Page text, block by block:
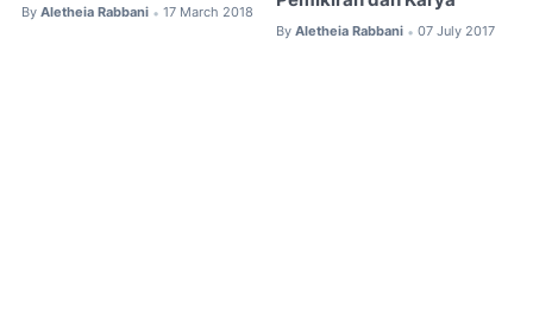
By Aletheia Rabbani • 17 March 2018
By Aletheia Rabbani • 07 July 2017